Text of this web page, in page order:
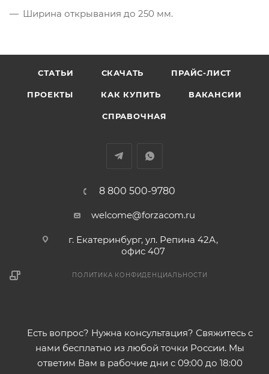
Ширина открывания до 250 мм.
СТАТЬИ СКАЧАТЬ ПРАЙС-ЛИСТ
ПРОЕКТЫ КАК КУПИТЬ ВАКАНСИИ
СПРАВОЧНАЯ
8 800 500-9780
welcome@forzacom.ru
г. Екатеринбург, ул. Репина 42А,
офис 407
ПОЛИТИКА КОНФИДЕНЦИАЛЬНОСТИ
Есть вопрос? Нужна консультация? Свяжитесь с
нами бесплатно из любой точки России. Мы
ответим Вам в рабочие дни с 09:00 до 18:00